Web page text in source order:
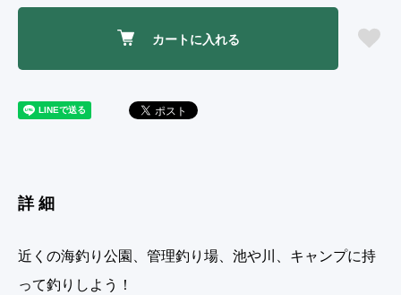
カートに入れる
詳細
近くの海釣り公園、管理釣り場、池や川、キャンプに持
って釣りしよう！